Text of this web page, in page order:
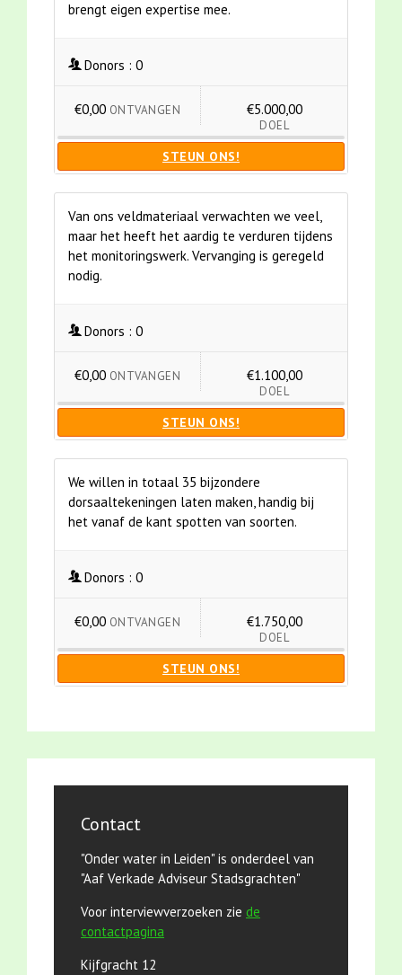
brengt eigen expertise mee.
Donors : 0
€0,00 ONTVANGEN €5.000,00
DOEL
STEUN ONS!
Van ons veldmateriaal verwachten we veel,
maar het heeft het aardig te verduren tijdens
het monitoringswerk. Vervanging is geregeld
nodig.
Donors : 0
€0,00 ONTVANGEN €1.100,00
DOEL
STEUN ONS!
We willen in totaal 35 bijzondere
dorsaaltekeningen laten maken, handig bij
het vanaf de kant spotten van soorten.
Donors : 0
€0,00 ONTVANGEN €1.750,00
DOEL
STEUN ONS!
Contact
"Onder water in Leiden" is onderdeel van
"Aaf Verkade Adviseur Stadsgrachten"
Voor interviewverzoeken zie de
contactpagina
Kijfgracht 12